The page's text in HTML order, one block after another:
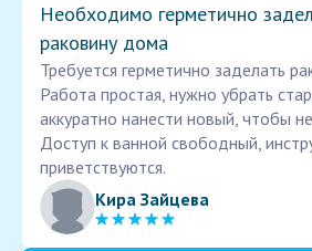
Необходимо герметично
раковину дома
Требуется герметично заделать
Работа простая, нужно убрать
аккуратно нанести новый, чтобы
Доступ к ванной свободный,
приветствуются.
Кира Зайцева